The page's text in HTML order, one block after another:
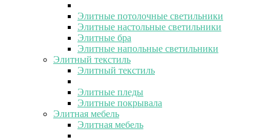
Элитные потолочные светильники
Элитные настольные светильники
Элитные бра
Элитные напольные светильники
Элитный текстиль
Элитный текстиль
Элитные пледы
Элитные покрывала
Элитная мебель
Элитная мебель